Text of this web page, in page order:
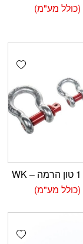
(כולל מע"מ)
(כולל מע"מ)